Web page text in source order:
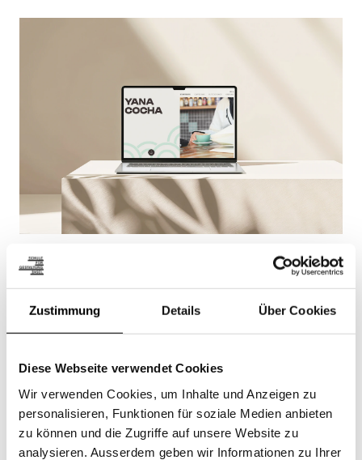
Zustimmung Details Über Cookies
Diese Webseite verwendet Cookies
Wir verwenden Cookies, um Inhalte und Anzeigen zu
personalisieren, Funktionen für soziale Medien anbieten
zu können und die Zugriffe auf unsere Website zu
analysieren. Ausserdem geben wir Informationen zu Ihrer